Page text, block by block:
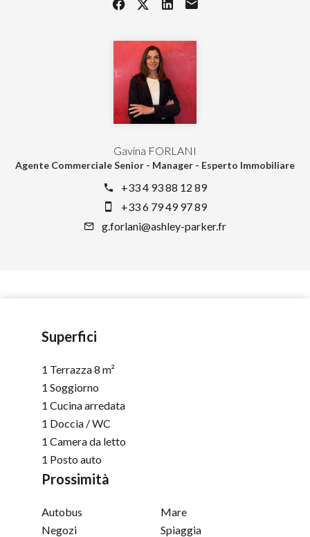
Gavina FORLANI
Agente Commerciale Senior - Manager - Esperto Immobiliare
+33 4 93 88 12 89
+33 6 79 49 97 89
g.forlani@ashley-parker.fr
Superfici
1 Terrazza8 m²
1 Soggiorno
1 Cucina arredata
1 Doccia / WC
1 Camera da letto
1 Posto auto
Prossimità
Autobus
Negozi
Mare
Spiaggia